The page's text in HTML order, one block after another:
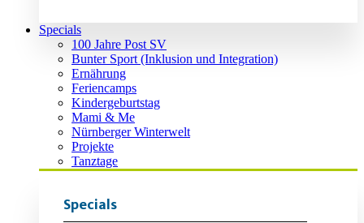
Specials
100 Jahre Post SV
Bunter Sport (Inklusion und Integration)
Ernährung
Feriencamps
Kindergeburtstag
Mami & Me
Nürnberger Winterwelt
Projekte
Tanztage
Specials